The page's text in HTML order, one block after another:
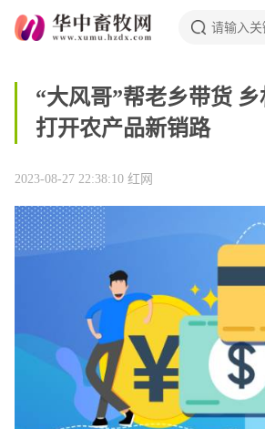
“大风哥”帮老乡带货
打开农产品新销路
2023-08-27 22:38:10 红网